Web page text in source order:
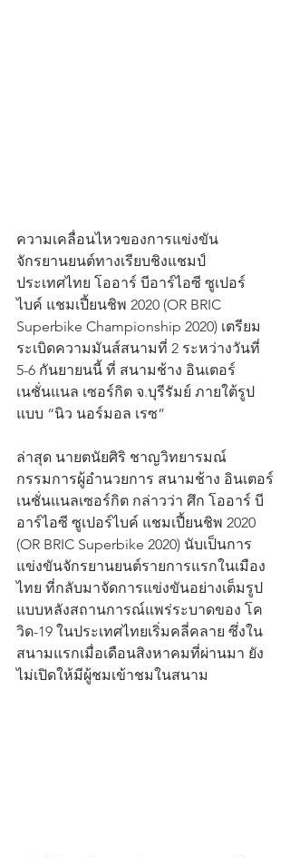
ความเคลื่อนไหวของการแข่งขัน
จักรยานยนต์ทางเรียบชิงแชมป์
ประเทศไทย โออาร์ บีอาร์ไอซี ซูเปอร์
ไบค์ แชมเปี้ยนชิพ 2020 (OR BRIC
Superbike Championship 2020) เตรียม
ระเบิดความมันส์สนามที่ 2 ระหว่างวันที่
5-6 กันยายนนี้ ที่ สนามช้าง อินเตอร์
เนชั่นแนล เซอร์กิต จ.บุรีรัมย์ ภายใต้รูป
แบบ “นิว นอร์มอล เรซ”
ล่าสุด นายตนัยศิริ ชาญวิทยารมณ์
กรรมการผู้อำนวยการ สนามช้าง อินเตอร์
เนชั่นแนลเซอร์กิต กล่าวว่า ศึก โออาร์ บี
อาร์ไอซี ซูเปอร์ไบค์ แชมเปี้ยนชิพ 2020
(OR BRIC Superbike 2020) นับเป็นการ
แข่งขันจักรยานยนต์รายการแรกในเมือง
ไทย ที่กลับมาจัดการแข่งขันอย่างเต็มรูป
แบบหลังสถานการณ์แพร่ระบาดของ โค
วิด-19 ในประเทศไทยเริ่มคลี่คลาย ซึ่งใน
สนามแรกเมื่อเดือนสิงหาคมที่ผ่านมา ยัง
ไม่เปิดให้มีผู้ชมเข้าชมในสนาม